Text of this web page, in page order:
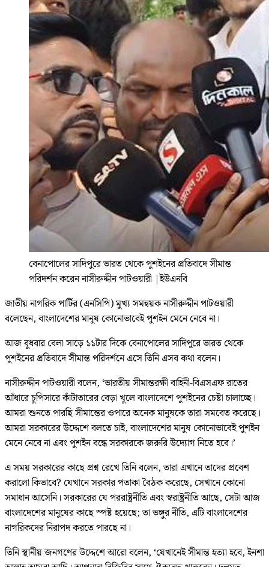
বেনাপোলের সাদিপুরে ভারত থেকে পুশইনের প্রতিবাদে সীমান্ত
পরিদর্শন করেন নাসীরুদ্দীন পাটওয়ারী |ইউএনবি
জাতীয় নাগরিক পার্টির (এনসিপি) মুখ্য সমন্বয়ক নাসীরুদ্দীন পাটওয়ারী
বলেছেন, বাংলাদেশের মানুষ কোনোভাবেই পুশইন মেনে নেবে না।
আজ বুধবার বেলা সাড়ে ১১টার দিকে বেনাপোলের সাদিপুরে ভারত থেকে
পুশইনের প্রতিবাদে সীমান্ত পরিদর্শনে এসে তিনি এসব কথা বলেন।
নাসীরুদ্দীন পাটওয়ারী বলেন, ‘ভারতীয় সীমান্তরক্ষী বাহিনী-বিএসএফ রাতের
আঁধারে চুপিসারে কাঁটাতারের বেড়া খুলে বাংলাদেশে পুশইনের চেষ্টা চালাচ্ছে।
আমরা শুনতে পারছি সীমান্তের ওপারে অনেক মানুষকে তারা সমবেত করেছে।
আমরা সরকারের উদ্দেশে বলতে চাই, বাংলাদেশের মানুষ কোনোভাবেই পুশইন
মেনে নেবে না এবং পুশইন বন্ধে সরকারকে জরুরি উদ্যোগ নিতে হবে।’
এ সময় সরকারের কাছে প্রশ্ন রেখে তিনি বলেন, তারা এখানে তাদের প্রবেশ
করালো কিভাবে? যেখানে সরকার পতাকা বৈঠক করেছে, সেখানে কোনো
সমাধান আসেনি। সরকারের যে পররাষ্ট্রনীতি এবং স্বরাষ্ট্রনীতি আছে, সেটা আজ
বাংলাদেশের মানুষের কাছে স্পষ্ট হয়েছে; তা ভঙ্গুর নীতি, এটি বাংলাদেশের
নাগরিকদের নিরাপদ করতে পারছে না।
তিনি স্থানীয় জনগণের উদ্দেশে আরো বলেন, ‘যেখানেই সীমান্ত হত্যা হবে, ইনশা